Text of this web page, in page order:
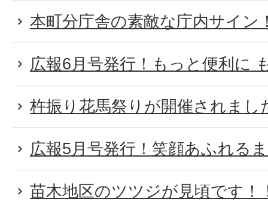
本町分庁舎の素敵な庁内サイン
広報6月号発行！もっと便利に
杵振り花馬祭りが開催されまし
広報5月号発行！笑顔あふれる
苗木地区のツツジが見頃です！